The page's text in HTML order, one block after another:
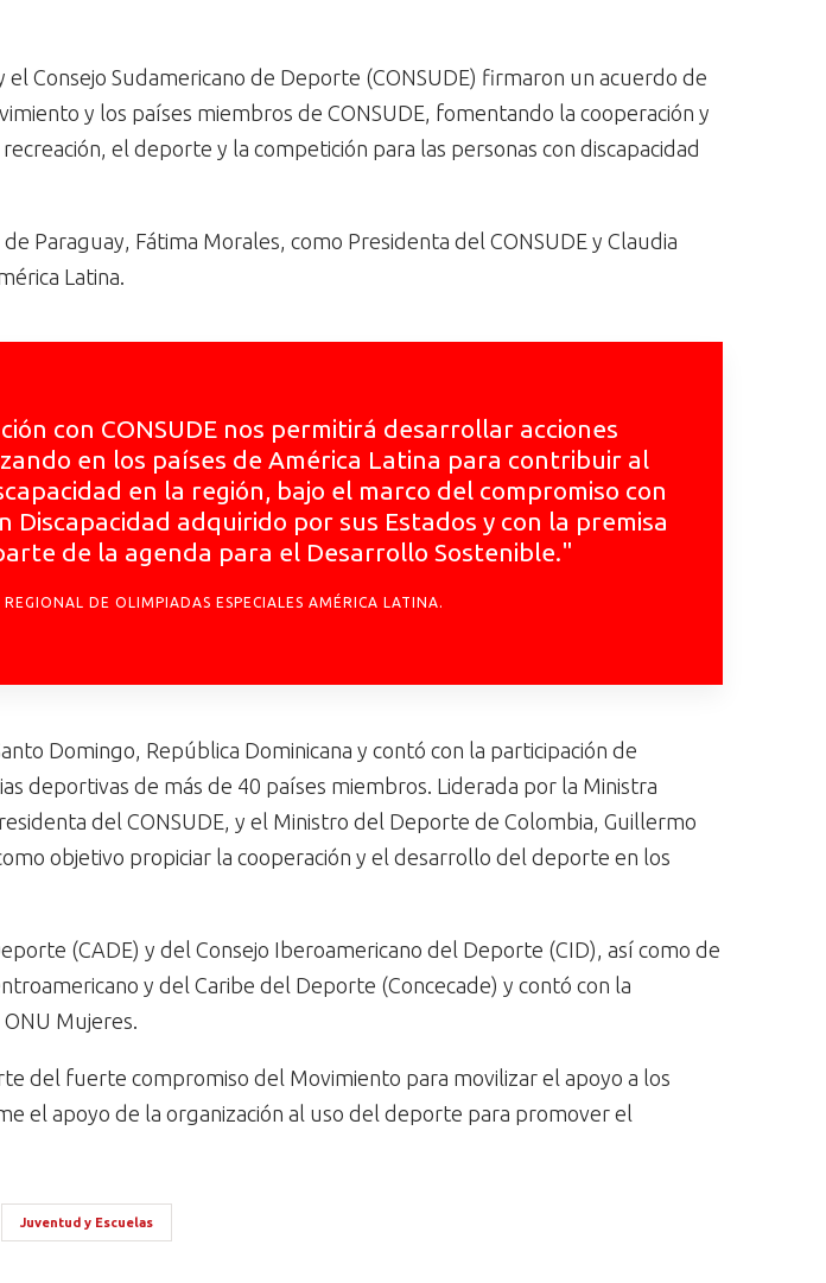
Consejo Sudamericano de Deporte (CONSUDE) firmaron un acuerdo de
y los países miembros de CONSUDE, fomentando la cooperación y
el deporte y la competición para las personas con discapacidad
Paraguay, Fátima Morales, como Presidenta del CONSUDE y Claudia
Latina.
con CONSUDE nos permitirá desarrollar acciones
en los países de América Latina para contribuir al
en la región, bajo el marco del compromiso con
adquirido por sus Estados y con la premisa
de la agenda para el Desarrollo Sostenible."
DE OLIMPIADAS ESPECIALES AMÉRICA LATINA.
Domingo, República Dominicana y contó con la participación de
deportivas de más de 40 países miembros. Liderada por la Ministra
del CONSUDE, y el Ministro del Deporte de Colombia, Guillermo
objetivo propiciar la cooperación y el desarrollo del deporte en los
(CADE) y del Consejo Iberoamericano del Deporte (CID), así como de
y del Caribe del Deporte (Concecade) y contó con la
Mujeres.
del fuerte compromiso del Movimiento para movilizar el apoyo a los
el apoyo de la organización al uso del deporte para promover el
Juventud y Escuelas